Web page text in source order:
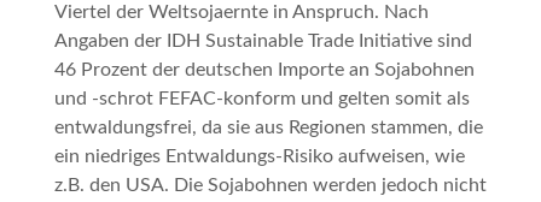
Viertel der Weltsojaernte in Anspruch. Nach
Angaben der IDH Sustainable Trade Initiative sind
46 Prozent der deutschen Importe an Sojabohnen
und -schrot FEFAC-konform und gelten somit als
entwaldungsfrei, da sie aus Regionen stammen, die
ein niedriges Entwaldungs-Risiko aufweisen, wie
z.B. den USA. Die Sojabohnen werden jedoch nicht